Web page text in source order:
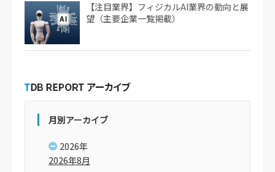
【注目業界】フィジカルAI業界の動向と展
望（主要企業一覧掲載）
月別アーカイブ
2026年
2026年8月